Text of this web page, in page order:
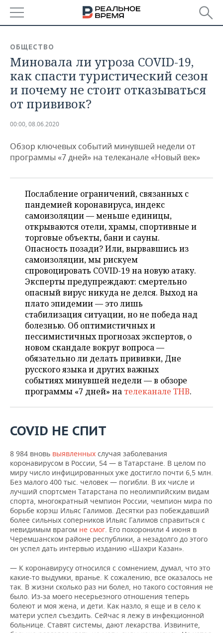
БАШКОРТОСТАН
ТАТАРСТАН
УДМУРТИЯ
НОВОСТИ
АНАЛИТИКА
НОВОСТИ АНАЛИТИКИ
ДЕКЛАРАЦИИ О ДОХОДАХ
КОРОЛИ ГОСЗАКАЗА ПФО
КОМУ ПРИНАДЛЕЖАТ
ТОРГОВЫЕ ЦЕНТРЫ
ТАТАРСТАНА
ЭКОНОМИКА
НОВОСТИ ЭКОНОМИКИ
ФИНАНСЫ
БЮДЖЕТ
ИНВЕСТИЦИИ
ПРОМЫШЛЕННОСТЬ
НОВОСТИ
ПРОМЫШЛЕННОСТИ
АГРОПРОМ
МАШИНОСТРОЕНИЕ
НЕФТЕХИМИЯ
НЕФТЬ
ОПК
ЭНЕРГЕТИКА
НЕДВИЖИМОСТЬ
НОВОСТИ АВТО
БИЗНЕС
НОВОСТИ БИЗНЕСА
РОЗНИЧНАЯ ТОРГОВЛЯ
ТРАНСПОРТ
ТЕХНОЛОГИИ
НОВОСТИ ТЕХНОЛОГИЙ
ТЕЛЕКОММУНИКАЦИИ
МЕРОПРИЯТИЯ
НОВОСТИ МЕРОПРИЯТИЙ
ВЫЕЗДНАЯ РЕДАКЦИЯ
БИЗНЕС-БРАНЧИ
ONLINE-КОНФЕРЕНЦИИ
ОТКРЫТАЯ ЛЕКЦИЯ
СПОРТ
НОВОСТИ СПОРТА
ФУТБОЛ
ХОККЕЙ
БАСКЕТБОЛ
ВОЛЕЙБОЛ
ФИГУРНОЕ КАТАНИЕ
ВОДНЫЕ ВИДЫ СПОРТА
ХОККЕЙ С МЯЧОМ
ОБЩЕСТВО
НОВОСТИ ОБЩЕСТВА
ВЛАСТЬ
ИНФРАСТРУКТУРА
ИСТОРИЯ
МЕДИЦИНА
ОБРАЗОВАНИЕ
ПРОИСШЕСТВИЯ
ФОТОГАЛЕРЕЯ
СЮЖЕТЫ
СПРАВОЧНИК
СПИСОК ПЕРСОН
ПОЛНАЯ ВЕРСИЯ
ОБЩЕСТВО
Миновала ли угроза COVID-19,
как спасти туристический сезон
и почему не стоит отказываться
от прививок?
00:00, 08.06.2020
Обзор ключевых событий минувшей недели от
программы «7 дней» на телеканале «Новый век»
Послабление ограничений, связанных с
пандемией коронавируса, индекс
самоизоляции — меньше единицы,
открываются отели, храмы, спортивные и
торговые объекты, бани и сауны.
Опасность позади? Или, вырвавшись из
самоизоляции, мы рискуем
спровоцировать COVID-19 на новую атаку.
Эксперты предупреждают: смертельно
опасный вирус никуда не делся. Выход на
плато эпидемии — это лишь
стабилизация ситуации, но не победа над
болезнью. Об оптимистичных и
пессимистичных прогнозах экспертов, о
новом скандале вокруг вопроса —
обязательно ли делать прививки, Дне
русского языка и других важных
событиях минувшей недели — в обзоре
программы «7 дней» на телеканале ТНВ.
COVID НЕ СПИТ
8 984 вновь выявленных случая заболевания
коронавирусом в России, 54 — в Татарстане. В целом по
миру число инфицированных уже достигло почти 6,5 млн.
Без малого 400 тыс. человек — погибли. В их числе и
лучший спортсмен Татарстана по неолимпийским видам
спорта, многократный чемпион России, чемпион мира по
борьбе корэш Ильяс Галимов. Десятки раз побеждавший
более сильных соперников Ильяс Галимов справиться с
невидимым врагом не смог. Его похоронили 4 июня в
Черемшанском районе республики, а незадолго до этого
он успел дать интервью изданию «Шахри Казан».
— К коронавирусу относился с сомнением, думал, что это
какие-то выдумки, вранье. К сожалению, все оказалось не
так. В жизни сколько раз ни болел, но такого состояния не
было. Из-за моего несерьезного отношения теперь
болеют и моя жена, и дети. Как назло, я еще и в село к
матери успел съездить. Сейчас я лежу в инфекционной
больнице. Ставят системы, дают лекарства. Извините,